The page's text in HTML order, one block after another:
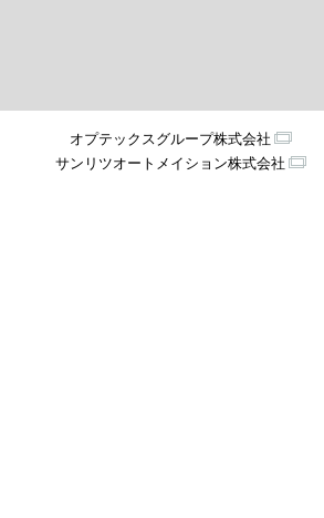
オプテックスグループ株式会社
サンリツオートメイション株式会社